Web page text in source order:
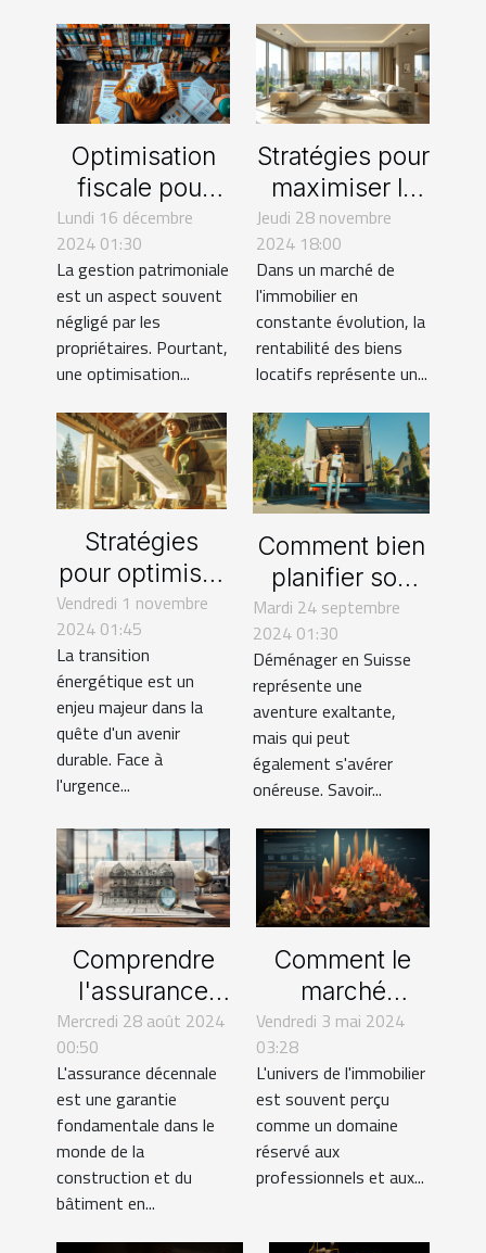
Optimisation
fiscale pour
propriétaires :
stratégies et
impacts
Lundi 16 décembre
2024 01:30
La gestion patrimoniale
est un aspect souvent
négligé par les
propriétaires. Pourtant,
une optimisation...
Stratégies pour
maximiser la
rentabilité de
vos biens
locatifs
Jeudi 28 novembre
2024 18:00
Dans un marché de
l'immobilier en
constante évolution, la
rentabilité des biens
locatifs représente un...
Stratégies
pour optimiser
les
rénovations
énergétiques
avec les aides
actuelles
Vendredi 1 novembre
2024 01:45
La transition
énergétique est un
enjeu majeur dans la
quête d'un avenir
durable. Face à
l'urgence...
Comment bien
planifier son
déménagement
en Suisse pour
réduire les
coûts
Mardi 24 septembre
2024 01:30
Déménager en Suisse
représente une
aventure exaltante,
mais qui peut
également s'avérer
onéreuse. Savoir...
Comprendre
l'assurance
décennale
sociétés
étrangères en
Europe
Mercredi 28 août 2024
00:50
L'assurance décennale
est une garantie
fondamentale dans le
monde de la
construction et du
bâtiment en...
Comment le
marché
immobilier
impacte
l'économie
globale
Vendredi 3 mai 2024
03:28
L'univers de l'immobilier
est souvent perçu
comme un domaine
réservé aux
professionnels et aux...